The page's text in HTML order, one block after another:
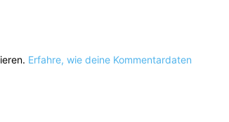
Erfahre, wie deine Kommentardaten